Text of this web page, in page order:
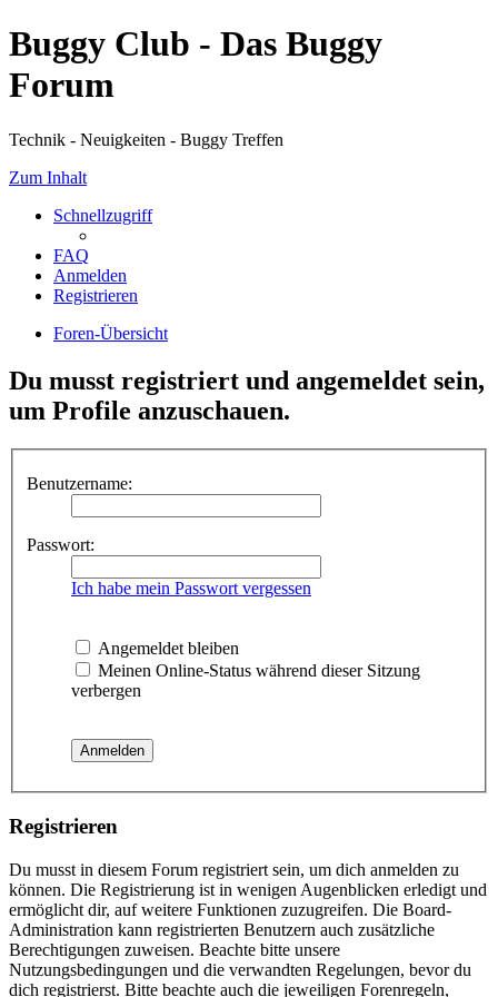
Buggy Club - Das Buggy
Forum
Technik - Neuigkeiten - Buggy Treffen
Zum Inhalt
Schnellzugriff
FAQ
Anmelden
Registrieren
Foren-Übersicht
Du musst registriert und angemeldet sein,
um Profile anzuschauen.
Benutzername:
Passwort:
Ich habe mein Passwort vergessen
Angemeldet bleiben
Meinen Online-Status während dieser Sitzung
verbergen
Registrieren
Du musst in diesem Forum registriert sein, um dich anmelden zu
können. Die Registrierung ist in wenigen Augenblicken erledigt und
ermöglicht dir, auf weitere Funktionen zuzugreifen. Die Board-
Administration kann registrierten Benutzern auch zusätzliche
Berechtigungen zuweisen. Beachte bitte unsere
Nutzungsbedingungen und die verwandten Regelungen, bevor du
dich registrierst. Bitte beachte auch die jeweiligen Forenregeln,